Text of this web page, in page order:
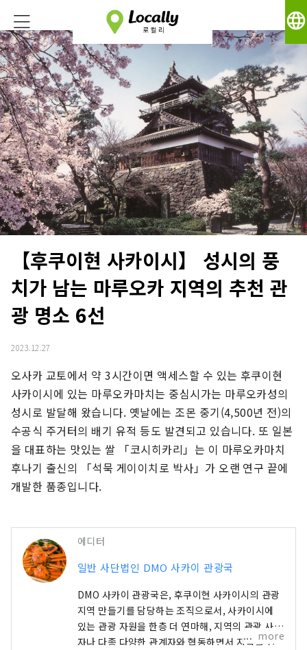
language
【후쿠이현 사카이시】 성시의 풍
치가 남는 마루오카 지역의 추천 관
광 명소 6선
2023.12.27
오사카 교토에서 약 3시간이면 액세스할 수 있는 후쿠이현
사카이시에 있는 마루오카마치는 중심시가는 마루오카성의
성시로 발달해 왔습니다. 옛날에는 조몬 중기(4,500년 전)의
수공식 주거터의 배기 유적 등도 발견되고 있습니다. 또 일본
을 대표하는 맛있는 쌀 「코시히카리」는 이 마루오카마치
후나기 출신의 「석묵 게이이치로 박사」가 오랜 연구 끝에
개발한 품종입니다.
에디터
일반 사단법인 DMO 사카이 관광국
DMO 사카이 관광국은, 후쿠이현 사카이시의 관광
지역 만들기를 담당하는 조직으로서, 사카이시에
있는 관광 자원을 한층 더 연마해, 지역의 관광 사업
자나 다종 다양한 관계자와 협동하면서 지역을 견
more